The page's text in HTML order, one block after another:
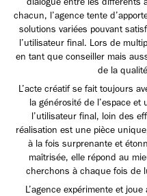
chacun, l’agence tente
solutions variées pouvant
l’utilisateur final. Lors de
en tant que conseiller mais
de la
L’acte créatif se fait toujours
la générosité de l’espace
l’utilisateur final, loin des
réalisation est une pièce
à la fois surprenante et
maîtrisée, elle répond au
cherchons à chaque fois de
L’agence expérimente et